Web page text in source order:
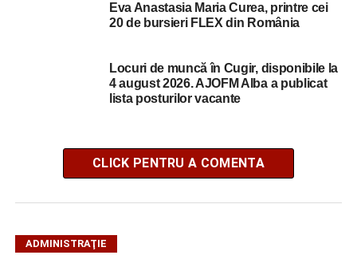
Eva Anastasia Maria Curea, printre cei
20 de bursieri FLEX din România
Locuri de muncă în Cugir, disponibile la
4 august 2026. AJOFM Alba a publicat
lista posturilor vacante
CLICK PENTRU A COMENTA
ADMINISTRAŢIE